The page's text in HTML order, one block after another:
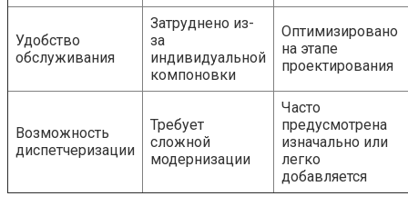
Удобство
обслуживания
Затруднено из-
за
индивидуальной
компоновки
Оптимизировано
на этапе
проектирования
Возможность
диспетчеризации
Требует
сложной
модернизации
Часто
предусмотрена
изначально или
легко
добавляется